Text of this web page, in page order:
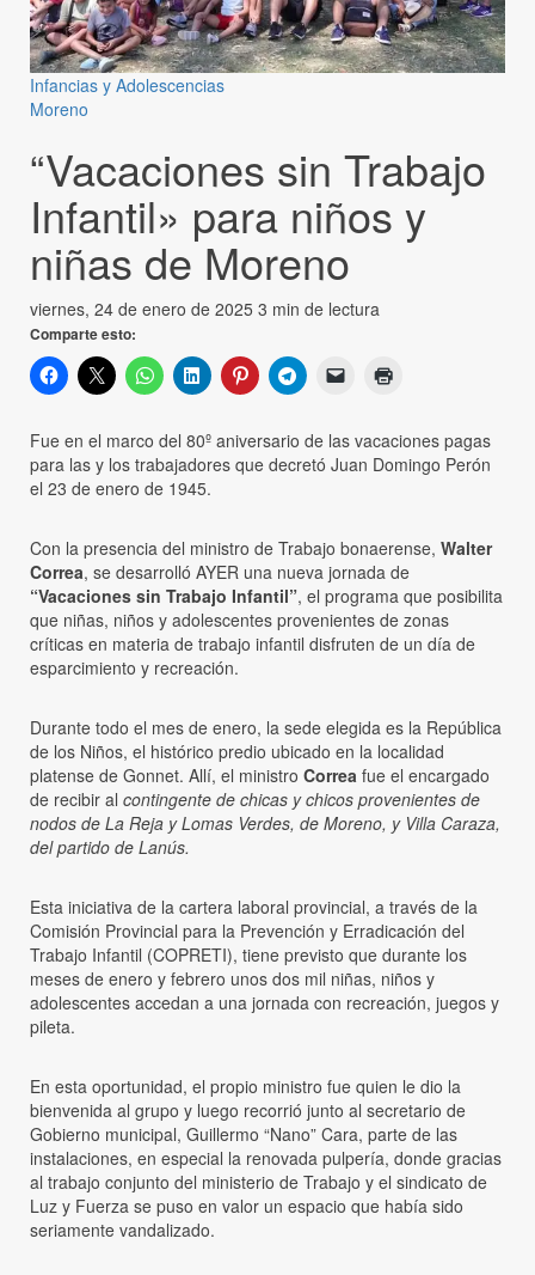
Infancias y Adolescencias
Moreno
“Vacaciones sin Trabajo
Infantil» para niños y
niñas de Moreno
viernes, 24 de enero de 2025 3 min de lectura
Comparte esto:
Fue en el marco del 80º aniversario de las vacaciones pagas
para las y los trabajadores que decretó Juan Domingo Perón
el 23 de enero de 1945.
Con la presencia del ministro de Trabajo bonaerense, Walter
Correa, se desarrolló AYER una nueva jornada de
“Vacaciones sin Trabajo Infantil”, el programa que posibilita
que niñas, niños y adolescentes provenientes de zonas
críticas en materia de trabajo infantil disfruten de un día de
esparcimiento y recreación.
Durante todo el mes de enero, la sede elegida es la República
de los Niños, el histórico predio ubicado en la localidad
platense de Gonnet. Allí, el ministro Correa fue el encargado
de recibir al contingente de chicas y chicos provenientes de
nodos de La Reja y Lomas Verdes, de Moreno, y Villa Caraza,
del partido de Lanús.
Esta iniciativa de la cartera laboral provincial, a través de la
Comisión Provincial para la Prevención y Erradicación del
Trabajo Infantil (COPRETI), tiene previsto que durante los
meses de enero y febrero unos dos mil niñas, niños y
adolescentes accedan a una jornada con recreación, juegos y
pileta.
En esta oportunidad, el propio ministro fue quien le dio la
bienvenida al grupo y luego recorrió junto al secretario de
Gobierno municipal, Guillermo “Nano” Cara, parte de las
instalaciones, en especial la renovada pulpería, donde gracias
al trabajo conjunto del ministerio de Trabajo y el sindicato de
Luz y Fuerza se puso en valor un espacio que había sido
seriamente vandalizado.